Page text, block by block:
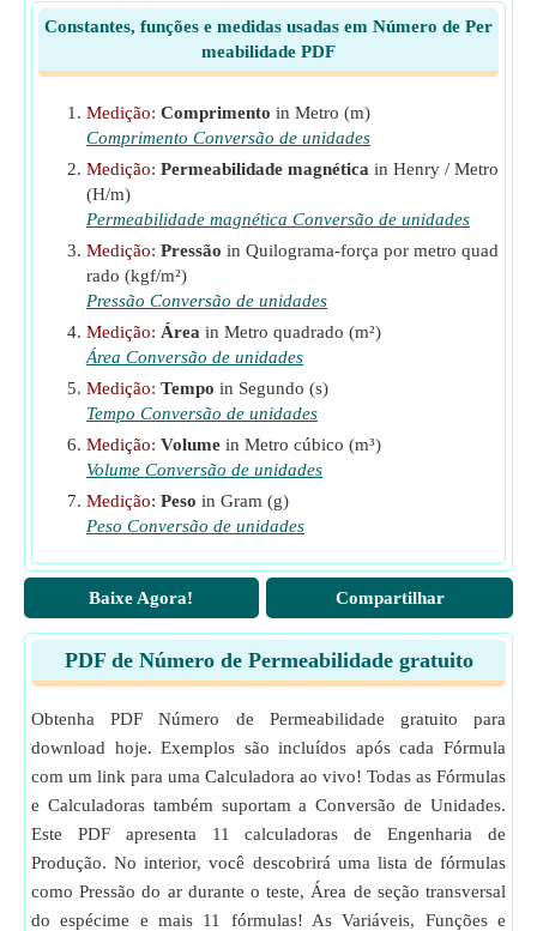
ΣFi Massa Total de Areia (Gram)
Soma do Produto do Fator e Gramas
Constantes, funções e medidas usadas em Número de Per
meabilidade PDF
Medição: Comprimento in Metro (m)
Comprimento Conversão de unidades
Medição: Permeabilidade magnética in Henry / Metro
(H/m)
Permeabilidade magnética Conversão de unidades
Medição: Pressão in Quilograma-força por metro quad
rado (kgf/m²)
Pressão Conversão de unidades
Medição: Área in Metro quadrado (m²)
Área Conversão de unidades
Medição: Tempo in Segundo (s)
Tempo Conversão de unidades
Medição: Volume in Metro cúbico (m³)
Volume Conversão de unidades
Medição: Peso in Gram (g)
Peso Conversão de unidades
Baixe Agora! Compartilhar
PDF de Número de Permeabilidade gratuito
Obtenha PDF Número de Permeabilidade gratuito para
download hoje. Exemplos são incluídos após cada Fórmula
com um link para uma Calculadora ao vivo! Todas as Fórmulas
e Calculadoras também suportam a Conversão de Unidades.
Este PDF apresenta 11 calculadoras de Engenharia de
Produção. No interior, você descobrirá uma lista de fórmulas
como Pressão do ar durante o teste, Área de seção transversal
do espécime e mais 11 fórmulas! As Variáveis, Funções e